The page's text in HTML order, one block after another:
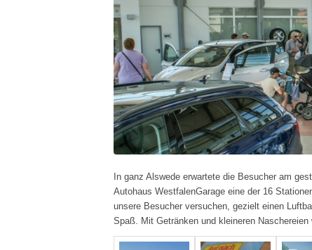
In ganz Alswede erwartete die Besucher am
Autohaus WestfalenGarage eine der 16
unsere Besucher versuchen, gezielt einen
Spaß. Mit Getränken und kleineren Naschereien